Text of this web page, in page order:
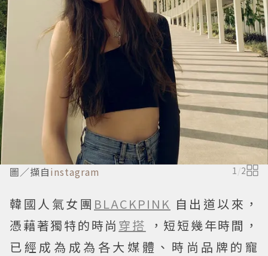
圖／擷自instagram 1/2
韓國人氣女團 BLACKPINK 自出道以來，
憑藉著獨特的時尚 穿搭
，短短幾年時間，
已經成為成為各大媒體、時尚品牌的寵